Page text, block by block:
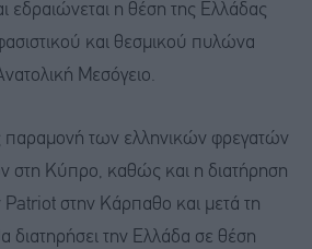
εδραιώνεται η θέση της Ελλάδας
και θεσμικού πυλώνα
Μεσόγειο.
παραμονή των ελληνικών φρεγατών
στη Κύπρο, καθώς και η διατήρηση
στην Κάρπαθο και μετά τη
διατηρήσει την Ελλάδα σε θέση